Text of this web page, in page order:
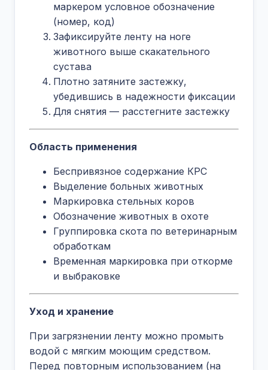
маркером условное обозначение
(номер, код)
Зафиксируйте ленту на ноге
животного выше скакательного
сустава
Плотно затяните застежку,
убедившись в надежности фиксации
Для снятия — расстегните застежку
Область применения
Беспривязное содержание КРС
Выделение больных животных
Маркировка стельных коров
Обозначение животных в охоте
Группировка скота по ветеринарным
обработкам
Временная маркировка при откорме
и выбраковке
Уход и хранение
При загрязнении ленту можно промыть
водой с мягким моющим средством.
Перед повторным использованием (на